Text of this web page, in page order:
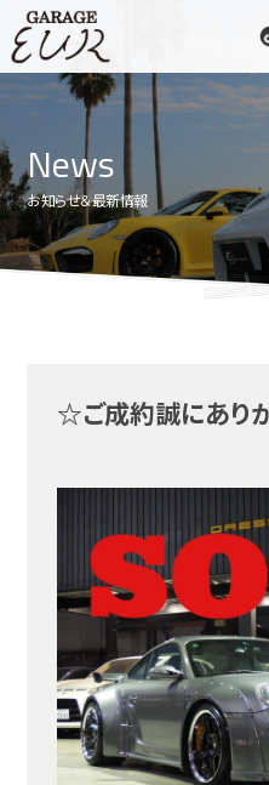
ニュース
在庫車情報
EURスポーツ
アクセス
News
お知らせ＆最新情報
☆ご成約誠にあり